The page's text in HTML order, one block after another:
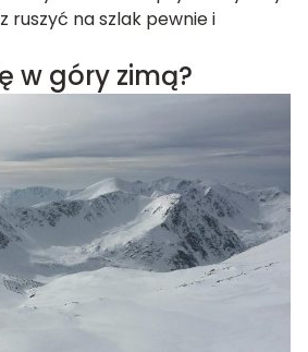
ruszyć na szlak pewnie i
w góry zimą?